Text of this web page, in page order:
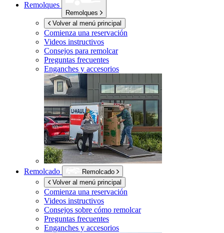
Remolques
Remolques
Volver al menú principal
Comienza una reservación
Videos instructivos
Consejos para remolcar
Preguntas frecuentes
Enganches y accesorios
Remolcado
Remolcado
Volver al menú principal
Comienza una reservación
Videos instructivos
Consejos sobre cómo remolcar
Preguntas frecuentes
Enganches y accesorios